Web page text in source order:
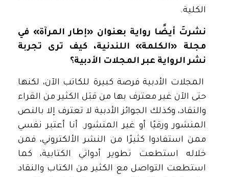
الكلية.
نشرتَ أيضًا رواية بعنوان «إطار المرآة» في
مجلة «الكلمة» اللندنية، كيف ترى تجربة
نشر الرواية عبر المجلات الأدبية؟
المجلات الأدبية فرصة كبيرة للكاتب الآن، لكنها
حتى الآن غير معترف بها من قبَل الكثير من القراء
والنقاد، وكذلك الجوائز الأدبية لا تعترف إلا بالنص
المنشور ورقيًا أو غير المنشور. أنا أعتبر نفسي
ممن استفادوا كثيرًا من النشر الألكتروني، فمن
خلاله استطعت تطوير أدواتي الكتابية، كما
استطعت التواصل مع الكثير من الكتاب والنقاد